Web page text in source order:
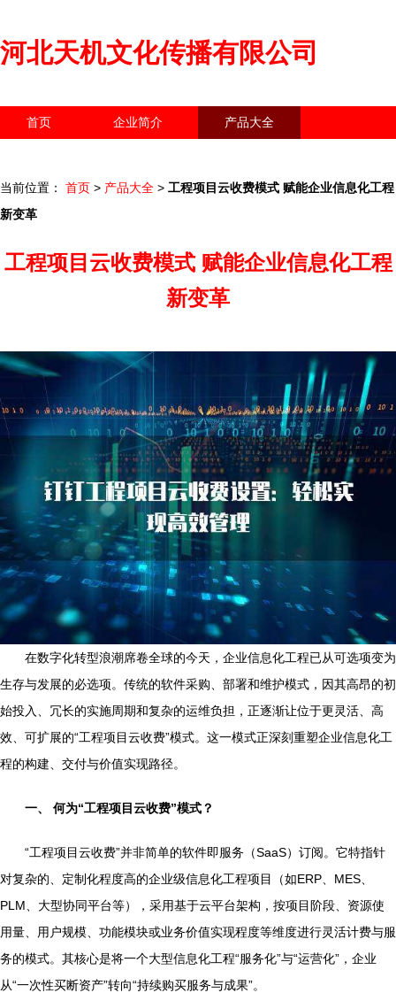
河北天机文化传播有限公司
首页 企业简介 产品大全
当前位置： 首页 > 产品大全 > 工程项目云收费模式 赋能企业信息化工程
新变革
工程项目云收费模式 赋能企业信息化工程
新变革
在数字化转型浪潮席卷全球的今天，企业信息化工程已从可选项变为
生存与发展的必选项。传统的软件采购、部署和维护模式，因其高昂的初
始投入、冗长的实施周期和复杂的运维负担，正逐渐让位于更灵活、高
效、可扩展的“工程项目云收费”模式。这一模式正深刻重塑企业信息化工
程的构建、交付与价值实现路径。
一、 何为“工程项目云收费”模式？
“工程项目云收费”并非简单的软件即服务（SaaS）订阅。它特指针
对复杂的、定制化程度高的企业级信息化工程项目（如ERP、MES、
PLM、大型协同平台等），采用基于云平台架构，按项目阶段、资源使
用量、用户规模、功能模块或业务价值实现程度等维度进行灵活计费与服
务的模式。其核心是将一个大型信息化工程“服务化”与“运营化”，企业
从“一次性买断资产”转向“持续购买服务与成果”。